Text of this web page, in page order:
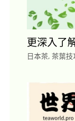
更深入了
日本茶, 茶葉技